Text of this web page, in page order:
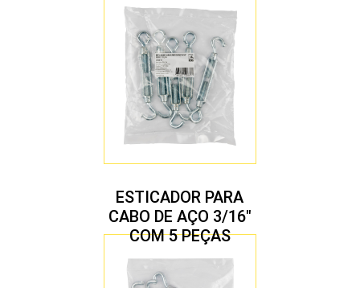
ESTICADOR PARA
CABO DE AÇO 3/16″
COM 5 PEÇAS